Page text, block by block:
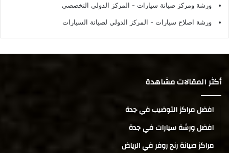
ورشة ومركز صيانة سيارات - المركز الدولي التخصصي
ورشة اصلاح سيارات - المركز الدولي لصيانة السيارات
أكثر المقالات مشاهدة
افضل مراكز التوضيب في جدة
افضل ورشة سيارات في جدة
مراكز صيانة رنج روفر في الرياض